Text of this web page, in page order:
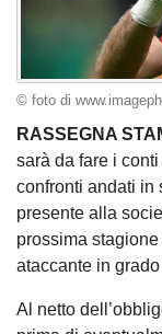
© foto di
RASSEGNA
sarà da fare i
confronti andati in
presente alla
prossima
ataccante in
Al netto